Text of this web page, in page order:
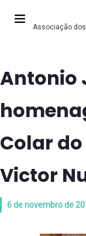
Associação dos
Antonio
Colar
Victor
6 de novembro de